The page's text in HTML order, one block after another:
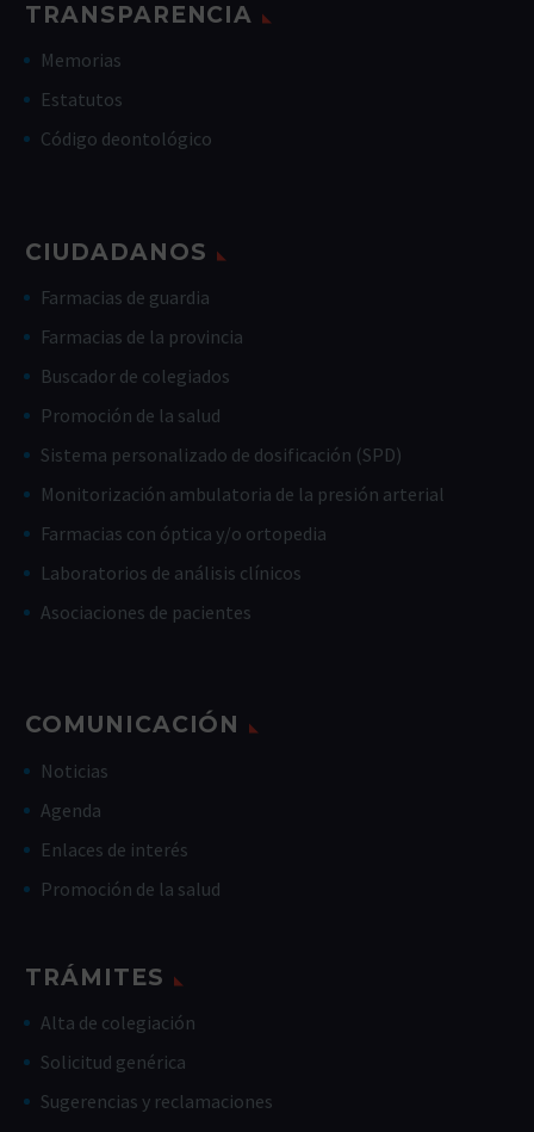
TRANSPARENCIA
Memorias
Estatutos
Código deontológico
CIUDADANOS
Farmacias de guardia
Farmacias de la provincia
Buscador de colegiados
Promoción de la salud
Sistema personalizado de dosificación (SPD)
Monitorización ambulatoria de la presión arterial
Farmacias con óptica y/o ortopedia
Laboratorios de análisis clínicos
Asociaciones de pacientes
COMUNICACIÓN
Noticias
Agenda
Enlaces de interés
Promoción de la salud
TRÁMITES
Alta de colegiación
Solicitud genérica
Sugerencias y reclamaciones